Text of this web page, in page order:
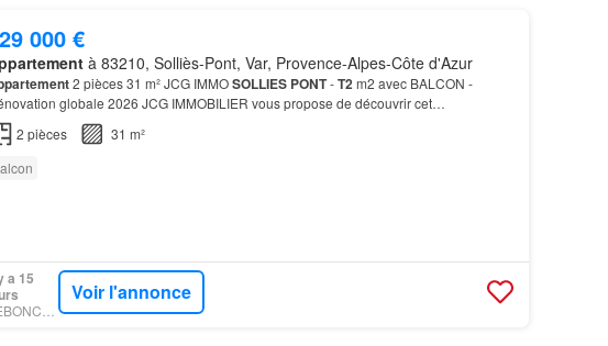
000 €
à 83210, Solliès-Pont, Var, Provence-Alpes-Côte d'Azur
2 pièces 31 m² JCG IMMOSOLLIES PONT-T2m2 avec BALCON -
globale 2026 JCG IMMOBILIER vous propose de découvrir cet
L'appartement est idéalement situé dans le centre-ville de
,…
2 pièces
31 m²
a 15
Voir l'annonce